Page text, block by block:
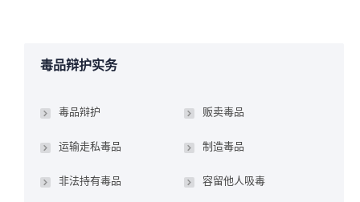
毒品辩护实务
毒品辩护 贩卖毒品
运输走私毒品 制造毒品
非法持有毒品 容留他人吸毒